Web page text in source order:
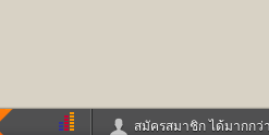
สมัครสมาชิก ได้มากก